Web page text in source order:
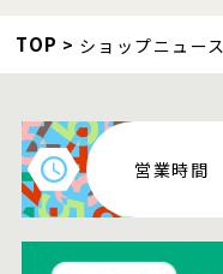
TOP ショップニュース
営業時間